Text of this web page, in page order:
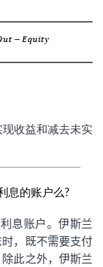
收益和减去未实
息的账户么?
息账户。伊斯兰
，既不需要支付
此之外，伊斯兰